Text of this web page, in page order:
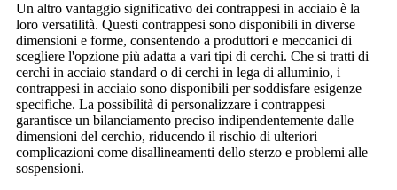
Un altro vantaggio significativo dei contrappesi in acciaio è la
loro versatilità. Questi contrappesi sono disponibili in diverse
dimensioni e forme, consentendo a produttori e meccanici di
scegliere l'opzione più adatta a vari tipi di cerchi. Che si tratti di
cerchi in acciaio standard o di cerchi in lega di alluminio, i
contrappesi in acciaio sono disponibili per soddisfare esigenze
specifiche. La possibilità di personalizzare i contrappesi
garantisce un bilanciamento preciso indipendentemente dalle
dimensioni del cerchio, riducendo il rischio di ulteriori
complicazioni come disallineamenti dello sterzo e problemi alle
sospensioni.